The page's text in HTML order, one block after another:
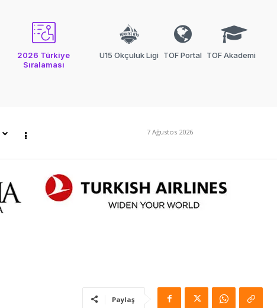
2026 Türkiye
Sıralaması
U15 Okçuluk Ligi TOF Portal TOF Akademi
7 Ağustos 2026
Paylaş